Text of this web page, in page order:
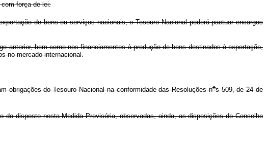
força de lei:
de bens ou serviços nacionais, o Tesouro Nacional poderá pactuar encargos
bem como nos financiamentos à produção de bens destinados à exportação,
no mercado internacional.
do Tesouro Nacional na conformidade das Resoluções nos 509, de 24 de
disposto nesta Medida Provisória, observadas, ainda, as disposições do Conselho